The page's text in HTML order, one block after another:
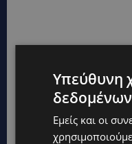
Υπεύθυνη
Εμείς και οι